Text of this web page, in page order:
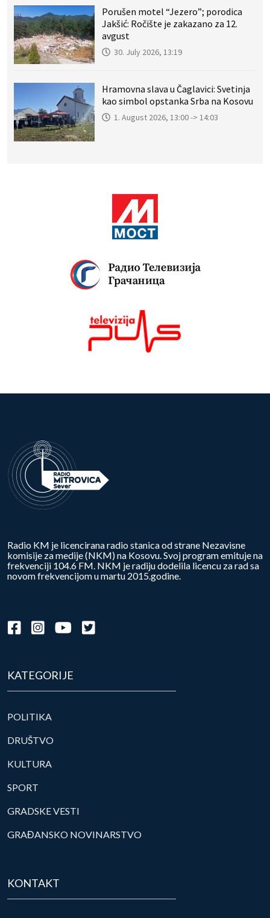
Porušen motel “Jezero”; porodica
Jakšić: Ročište je zakazano za 12.
avgust
30. July 2026, 13:19
Hramovna slava u Čaglavici: Svetinja
kao simbol opstanka Srba na Kosovu
1. August 2026, 13:00 -> 14:03
Radio KM je licencirana radio stanica od strane Nezavisne
komisije za medije (NKM) na Kosovu. Svoj program emituje na
frekvenciji 104.6 FM. NKM je radiju dodelila licencu za rad sa
novom frekvencijom u martu 2015.godine.
KATEGORIJE
POLITIKA
DRUŠTVO
KULTURA
SPORT
GRADSKE VESTI
GRAĐANSKO NOVINARSTVO
KONTAKT